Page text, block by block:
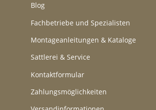
Blog
Fachbetriebe und Spezialisten
Montageanleitungen & Kataloge
Sattlerei & Service
Kontaktformular
Zahlungsmöglichkeiten